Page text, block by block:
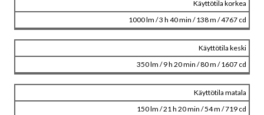
Käyttötila korkea
1000 lm / 3 h 40 min / 138 m / 4767 cd
Käyttötila keski
350 lm / 9 h 20 min / 80 m / 1607 cd
Käyttötila matala
150 lm / 21 h 20 min / 54 m / 719 cd